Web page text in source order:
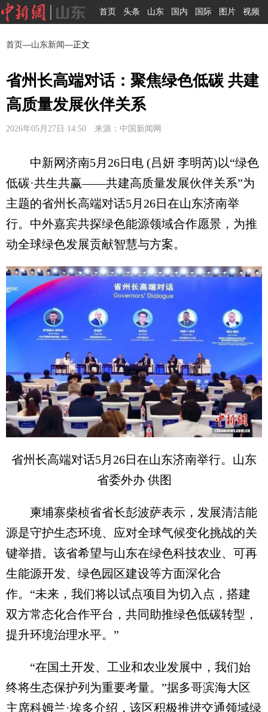
首页 头条 山东 国内 国际 图片 视频
首页—山东新闻—正文
省州长高端对话：聚焦绿色低碳 共建
高质量发展伙伴关系
2026年05月27日 14:50 来源：中国新闻网
中新网济南5月26日电 (吕妍 李明芮)以“绿色
低碳·共生共赢——共建高质量发展伙伴关系”为
主题的省州长高端对话5月26日在山东济南举
行。中外嘉宾共探绿色能源领域合作愿景，为推
动全球绿色发展贡献智慧与方案。
省州长高端对话5月26日在山东济南举行。山东
省委外办 供图
柬埔寨柴桢省省长彭波萨表示，发展清洁能
源是守护生态环境、应对全球气候变化挑战的关
键举措。该省希望与山东在绿色科技农业、可再
生能源开发、绿色园区建设等方面深化合
作。“未来，我们将以试点项目为切入点，搭建
双方常态化合作平台，共同助推绿色低碳转型，
提升环境治理水平。”
“在国土开发、工业和农业发展中，我们始
终将生态保护列为重要考量。”据多哥滨海大区
主席科姆兰·埃多介绍，该区积极推进交通领域绿